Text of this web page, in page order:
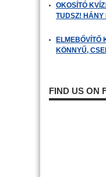
OKOSÍTÓ
TUDSZ! HÁNY
ELMEBŐVÍTŐ
KÖNNYŰ,
FIND US ON